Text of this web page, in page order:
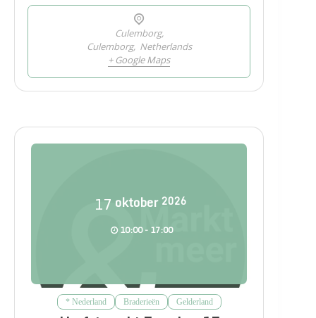
Culemborg,
Culemborg, Netherlands
+ Google Maps
17 oktober 2026
10:00 - 17:00
* Nederland Braderieën Gelderland